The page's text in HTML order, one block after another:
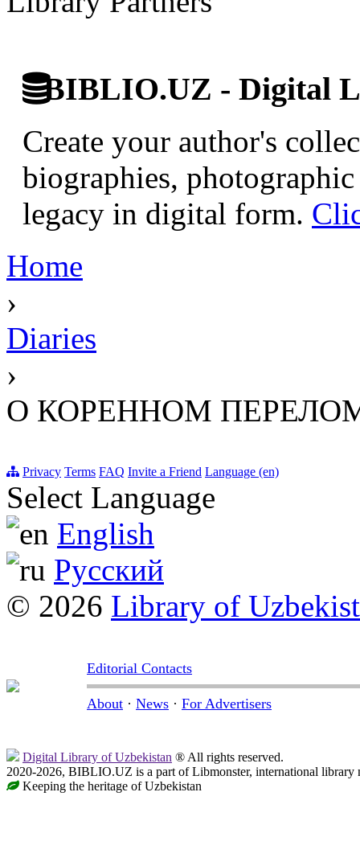
BIBLIO.UZ - Digital
Create your author's
biographies,
legacy in digital form.
Home
›
Diaries
›
О КОРЕННОМ
Privacy Terms FAQ Invite a Friend Language (en)
Select Language
English
Русский
© 2026 Library of
Editorial Contacts
About · News · For Advertisers
Digital Library of Uzbekistan ® All rights reserved.
2020-2026, BIBLIO.UZ is a part of Libmonster, international library
Keeping the heritage of Uzbekistan